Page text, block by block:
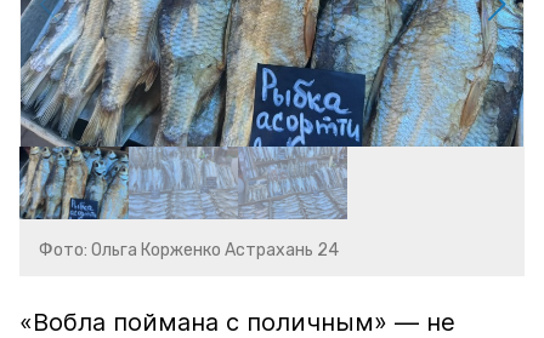
Фото: Ольга Корженко Астрахань 24
«Вобла поймана с поличным» — не